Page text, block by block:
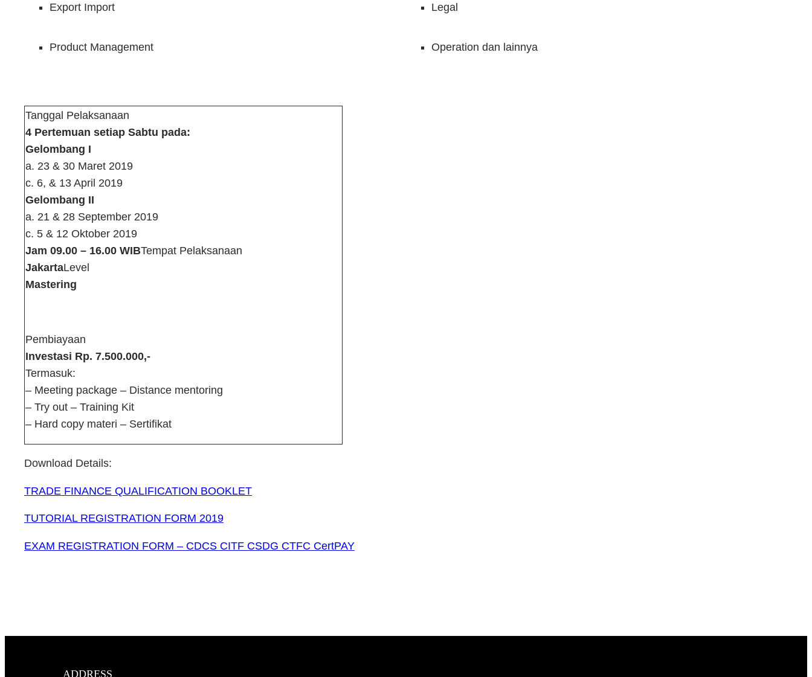
Export Import Legal
Product Management Operation dan lainnya
Tanggal Pelaksanaan
4 Pertemuan setiap Sabtu pada:
Gelombang I
a. 23 & 30 Maret 2019
c. 6, & 13 April 2019
Gelombang II
a. 21 & 28 September 2019
c. 5 & 12 Oktober 2019
Jam 09.00 – 16.00 WIBTempat Pelaksanaan
JakartaLevel
Mastering
Pembiayaan
Investasi Rp. 7.500.000,-
Termasuk:
– Meeting package – Distance mentoring
– Try out – Training Kit
– Hard copy materi – Sertifikat
Download Details:
TRADE FINANCE QUALIFICATION BOOKLET
TUTORIAL REGISTRATION FORM 2019
EXAM REGISTRATION FORM – CDCS CITF CSDG CTFC CertPAY
ADDRESS